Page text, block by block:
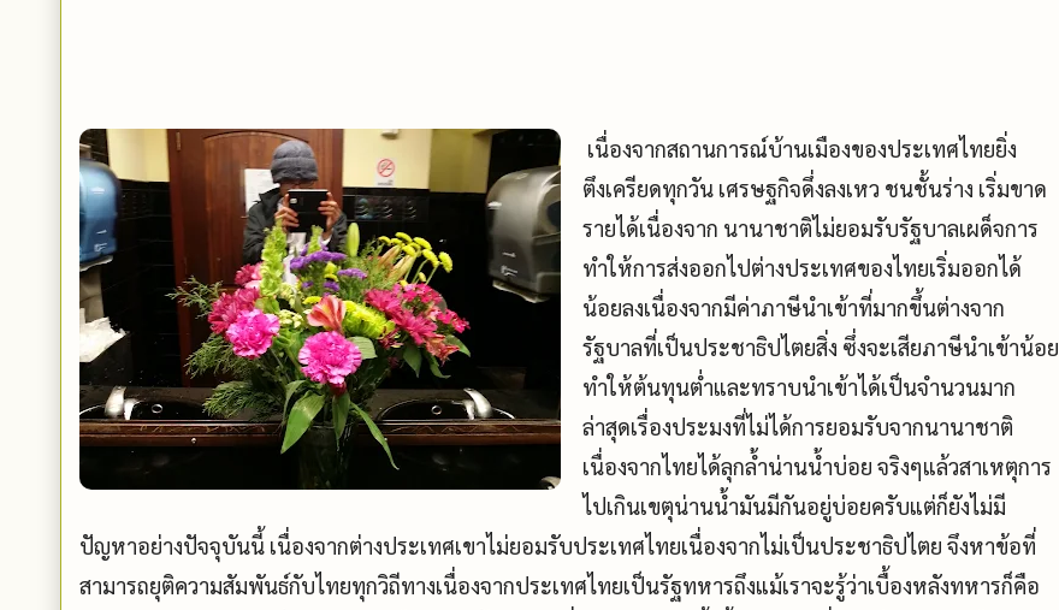
เนื่องจากสถานการณ์บ้านเมืองของประเทศไทยยิ่ง
ตึงเครียดทุกวัน เศรษฐกิจดึ่งลงเหว ชนชั้นร่าง เริ่มขาด
รายได้เนื่องจาก นานาชาติไม่ยอมรับรัฐบาลเผด็จการ
ทำให้การส่งออกไปต่างประเทศของไทยเริ่มออกได้
น้อยลงเนื่องจากมีค่าภาษีนำเข้าที่มากขึ้นต่างจาก
รัฐบาลที่เป็นประชาธิปไตยสิ่ง ซึ่งจะเสียภาษีนำเข้าน้อย
ทำให้ต้นทุนต่ำและทราบนำเข้าได้เป็นจำนวนมาก
ล่าสุดเรื่องประมงที่ไม่ได้การยอมรับจากนานาชาติ
เนื่องจากไทยได้ลุกล้ำน่านน้ำบ่อย จริงๆแล้วสาเหตุการ
ไปเกินเขตุน่านน้ำมันมีกันอยู่บ่อยครับแต่ก็ยังไม่มี
ปัญหาอย่างปัจจุบันนี้ เนื่องจากต่างประเทศเขาไม่ยอมรับประเทศไทยเนื่องจากไม่เป็นประชาธิปไตย จึงหาข้อที่
สามารถยุติความสัมพันธ์กับไทยทุกวิถีทางเนื่องจากประเทศไทยเป็นรัฐทหารถึงแม้เราจะรู้ว่าเบื้องหลังทหารก็คือ